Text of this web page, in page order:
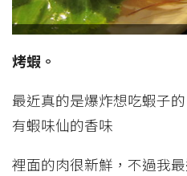
烤蝦。
最近真的是爆炸想吃蝦子
有蝦味仙的香味
裡面的肉很新鮮，不過我